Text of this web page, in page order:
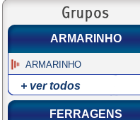
ARMARINHO
ARMARINHO
+ ver todos
FERRAGENS